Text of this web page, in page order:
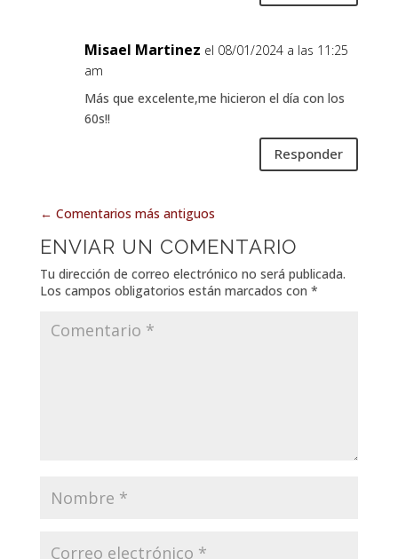
Misael Martinez el 08/01/2024 a las 11:25
am
Más que excelente,me hicieron el día con los
60s!!
Responder
← Comentarios más antiguos
ENVIAR UN COMENTARIO
Tu dirección de correo electrónico no será publicada.
Los campos obligatorios están marcados con *